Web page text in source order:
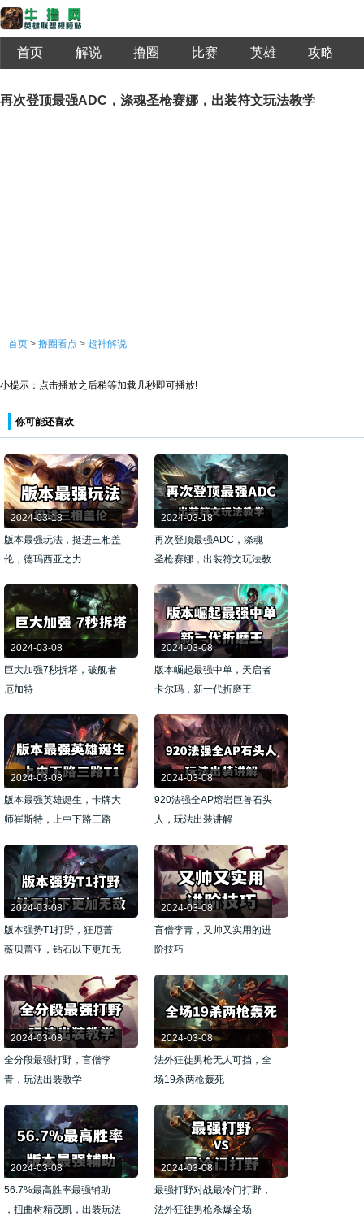
首页 解说 撸圈 比赛 英雄 攻略
再次登顶最强ADC，涤魂圣枪赛娜，出装符文玩法教学
首页 > 撸圈看点 > 超神解说
小提示：点击播放之后稍等加载几秒即可播放!
你可能还喜欢
2024-03-18
版本最强玩法，挺进三相盖
伦，德玛西亚之力
2024-03-18
再次登顶最强ADC，涤魂
圣枪赛娜，出装符文玩法教
2024-03-08
巨大加强7秒拆塔，破舰者
厄加特
2024-03-08
版本崛起最强中单，天启者
卡尔玛，新一代折磨王
2024-03-08
版本最强英雄诞生，卡牌大
师崔斯特，上中下路三路
2024-03-08
920法强全AP熔岩巨兽石头
人，玩法出装讲解
2024-03-08
版本强势T1打野，狂厄蔷
薇贝蕾亚，钻石以下更加无
2024-03-08
盲僧李青，又帅又实用的进
阶技巧
2024-03-08
全分段最强打野，盲僧李
青，玩法出装教学
2024-03-08
法外狂徒男枪无人可挡，全
场19杀两枪轰死
2024-03-08
56.7%最高胜率最强辅助
，扭曲树精茂凯，出装玩法
2024-03-08
最强打野对战最冷门打野，
法外狂徒男枪杀爆全场